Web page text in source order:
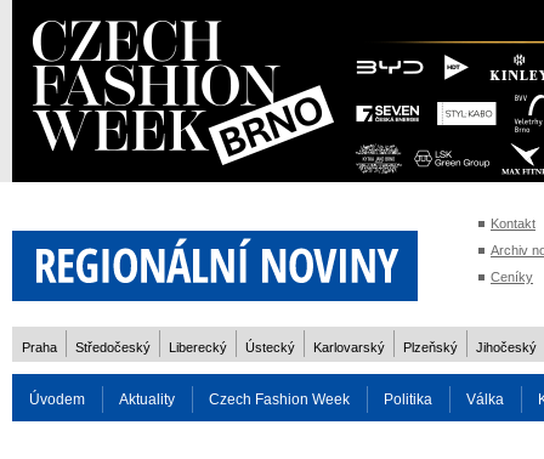
Kontakt
Archiv
Ceníky
Praha Středočeský Liberecký Ústecký Karlovarský Plzeňský Jihočeský
Úvodem Aktuality Czech Fashion Week Politika Válka